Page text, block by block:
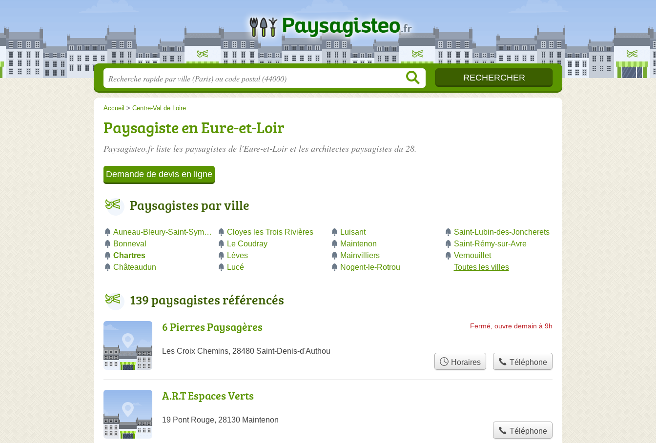
Accueil > Centre-Val de Loire
Paysagiste en Eure-et-Loir
Paysagisteo.fr liste les paysagistes de l'Eure-et-Loiret les architectes paysagistes du 28.
Demande de devis en ligne
Paysagistes par ville
Auneau-Bleury-Saint-Symphorien
Bonneval
Chartres
Châteaudun
Cloyes les Trois Rivières
Le Coudray
Lèves
Lucé
Luisant
Maintenon
Mainvilliers
Nogent-le-Rotrou
Saint-Lubin-des-Joncherets
Saint-Rémy-sur-Avre
Vernouillet
Toutes les villes
139 paysagistes référencés
6 Pierres Paysagères
Les Croix Chemins, 28480 Saint-Denis-d'Authou
Fermé, ouvre demain à 9h
Horaires Téléphone
A.R.T Espaces Verts
19 Pont Rouge, 28130 Maintenon
Téléphone